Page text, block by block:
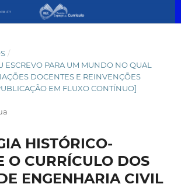
/
ESCREVO PARA UM MUNDO NO QUAL
DOCENTES E REINVENÇÕES
EM FLUXO CONTÍNUO]
HISTÓRICO-
O CURRÍCULO DOS
ENGENHARIA CIVIL